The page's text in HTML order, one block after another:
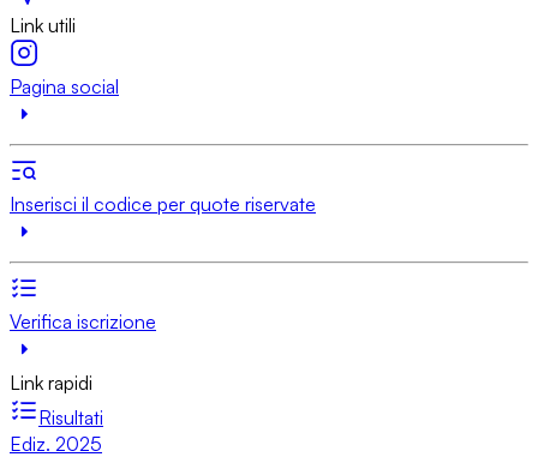
Link utili
Pagina social
Inserisci il codice per quote riservate
Verifica iscrizione
Link rapidi
Risultati
Ediz. 2025